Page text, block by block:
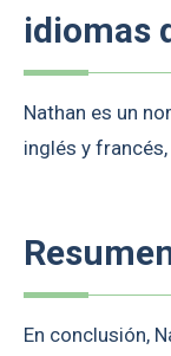
idiomas
Nathan es un
inglés y
En conclusión,